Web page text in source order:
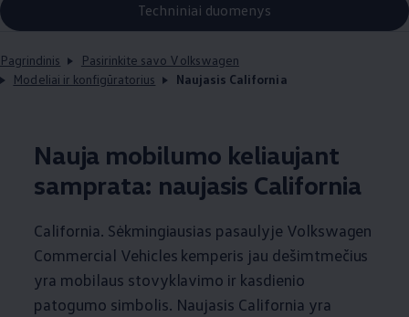
Techniniai duomenys
Pagrindinis
Pasirinkite savo Volkswagen
Modeliai ir konfigūratorius
Naujasis California
Nauja mobilumo keliaujant
samprata: naujasis California
California. Sėkmingiausias pasaulyje Volkswagen
Commercial Vehicles kemperis jau dešimtmečius
yra mobilaus stovyklavimo ir kasdienio
patogumo simbolis. Naujasis California yra